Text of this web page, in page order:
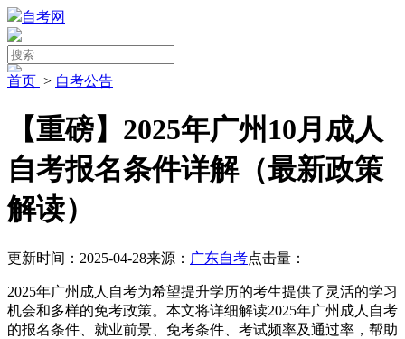
自考网
首页 > 自考公告
【重磅】2025年广州10月成人
自考报名条件详解（最新政策
解读）
更新时间：2025-04-28来源： 广东自考点击量：
2025年广州成人自考为希望提升学历的考生提供了灵活的学习
机会和多样的免考政策。本文将详细解读2025年广州成人自考
的报名条件、就业前景、免考条件、考试频率及通过率，帮助